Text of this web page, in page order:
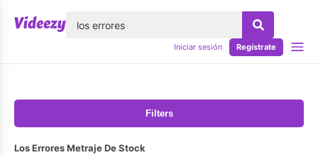
Iniciar sesión Regístrate
Filters
Los Errores Metraje De Stock